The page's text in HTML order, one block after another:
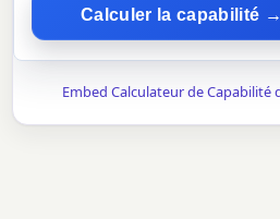
Calculer la capabilité →
Embed Calculateur de Capabilité